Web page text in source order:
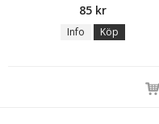
85 kr
Info Köp